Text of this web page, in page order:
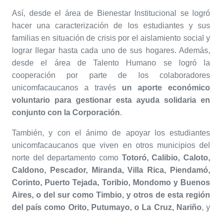
Así, desde el área de Bienestar Institucional se logró
hacer una caracterización de los estudiantes y sus
familias en situación de crisis por el aislamiento social y
lograr llegar hasta cada uno de sus hogares. Además,
desde el área de Talento Humano se logró la
cooperación por parte de los colaboradores
unicomfacaucanos a través un aporte económico
voluntario para gestionar esta ayuda solidaria en
conjunto con la Corporación.
También, y con el ánimo de apoyar los estudiantes
unicomfacaucanos que viven en otros municipios del
norte del departamento como Totoró, Calibio, Caloto,
Caldono, Pescador, Miranda, Villa Rica, Piendamó,
Corinto, Puerto Tejada, Toribio, Mondomo y Buenos
Aires, o del sur como Timbio, y otros de esta región
del país como Orito, Putumayo, o La Cruz, Nariño, y